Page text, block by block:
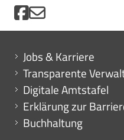
Mini menu di servizio
Jobs & Karriere
Transparente
Digitale Amtstafel
Erklärung zur
Buchhaltung